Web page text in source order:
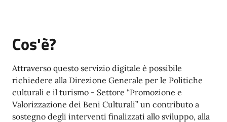
Cos'è?
Attraverso questo servizio digitale è possibile
richiedere alla Direzione Generale per le Politiche
culturali e il turismo - Settore “Promozione e
Valorizzazione dei Beni Culturali” un contributo a
sostegno degli interventi finalizzati allo sviluppo, alla